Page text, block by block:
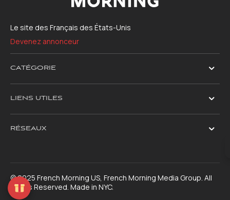
Le site des Français des États-Unis
Devenez annonceur
CATÉGORIE
LIENS UTILES
RÉSEAUX
© 2025 French Morning US, French Morning Media Group. All
Rights Reserved. Made in NYC.